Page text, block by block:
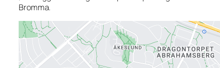
Bromma.